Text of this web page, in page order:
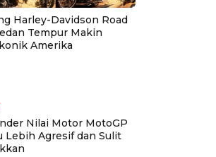
Harley-Davidson Road
Tempur Makin
Amerika
Nilai Motor MotoGP
Lebih Agresif dan Sulit